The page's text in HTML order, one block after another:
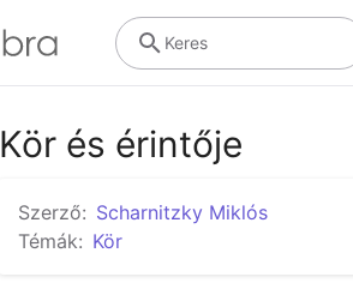
Keres
Kör és érintője
Szerző: Scharnitzky Miklós
Témák: Kör